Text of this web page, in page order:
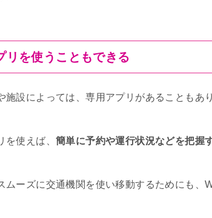
リを使うこともできる
施設によっては、専用アプリがあることもあ
を使えば、 簡単に予約や運行状況などを把握
ムーズに交通機関を使い移動するためにも、